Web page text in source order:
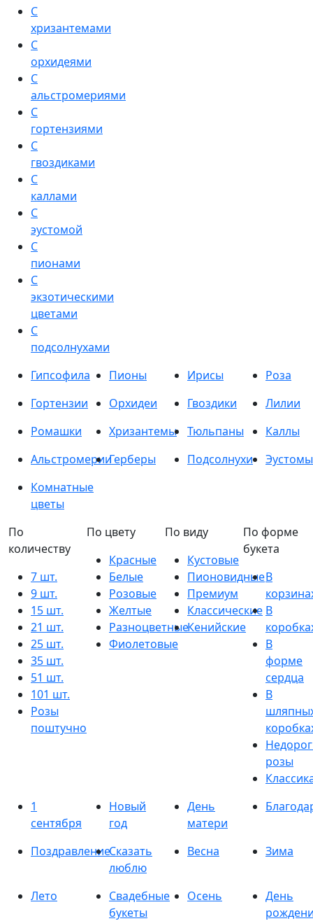
С
хризантемами
С
орхидеями
С
альстромериями
С
гортензиями
С
гвоздиками
С
каллами
С
эустомой
С
пионами
С
экзотическими
цветами
С
подсолнухами
Гипсофила
Пионы Ирисы
Роза
Гортензии
Орхидеи Гвоздики
Лилии
Ромашки
Хризантемы Тюльпаны
Каллы
АльстромерииГерберы Подсолнухи
Эустомы
Комнатные
цветы
По
количеству
7 шт.
9 шт.
15 шт.
21 шт.
25 шт.
35 шт.
51 шт.
101 шт.
Розы
поштучно
По цвету
Красные
Белые
Розовые
Желтые
Разноцветные
Фиолетовые
По виду
Кустовые
Пионовидные
Премиум
Классические
Кенийские
По форме
букета
В
В
В
форме
сердца
В
розы
1
сентября
Новый
год
День
матери
ПоздравлениеСказать
люблю
Весна Зима
Лето
Свадебные
букеты
Осень
День